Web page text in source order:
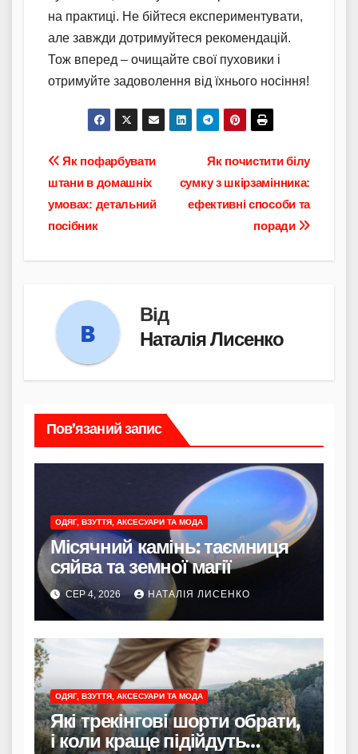
на практиці. Не бійтеся експериментувати,
але завжди дотримуйтеся рекомендацій.
Тож вперед – очищайте свої пуховики і
отримуйте задоволення від їхнього носіння!
Навігація
записів
Як почистити білу
сумку з шкірзамінника:
ефективні способи та
поради
Як пофарбувати
штани в домашніх
умовах: детальний
посібник
Від
Наталія Лисенко
Пов’язаний запис
ОДЯГ, ВЗУТТЯ, АКСЕСУАРИ ТА МОДА
Місячний камінь: таємниця
сяйва та земної магії
СЕР 4, 2026 НАТАЛІЯ ЛИСЕНКО
ОДЯГ, ВЗУТТЯ, АКСЕСУАРИ ТА МОДА
Які трекінгові шорти обрати,
і коли краще підійдуть